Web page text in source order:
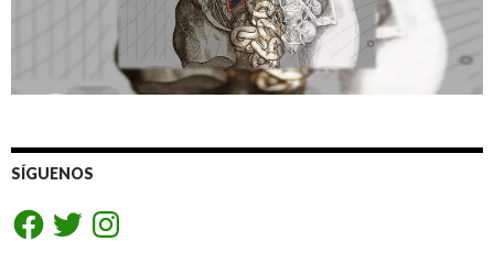
SÍGUENOS
FacebookTwitterInstagram